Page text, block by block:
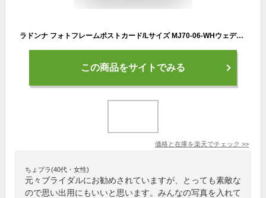
ラドンナ フォトフレームポストカード/Lサイズ MJ70-06-WHウェディング クリスタル ブライダル
この商品をサイトでみる
価格と在庫を楽天でチェック >>
ちょプラ(40代・女性)
元々ブライダルにお勧めされていますが、とっても素敵な
ので思い出用にもいいと思います。みんなの写真を入れて